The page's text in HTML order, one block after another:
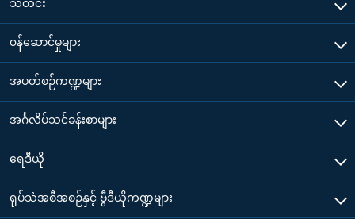
သတင်း
၀န်ဆောင်မှုများ
အပတ်စဉ်ကဏ္ဍများ
အင်္ဂလိပ်သင်ခန်းစာများ
ရေဒီယို
ရုပ်သံအစီအစဉ်နှင့် ဗွီဒီယိုကဏ္ဍများ